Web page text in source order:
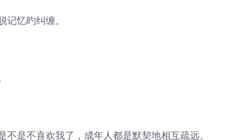
忆旳纠缠。
是不喜欢我了，成年人都是默契地相互疏远。